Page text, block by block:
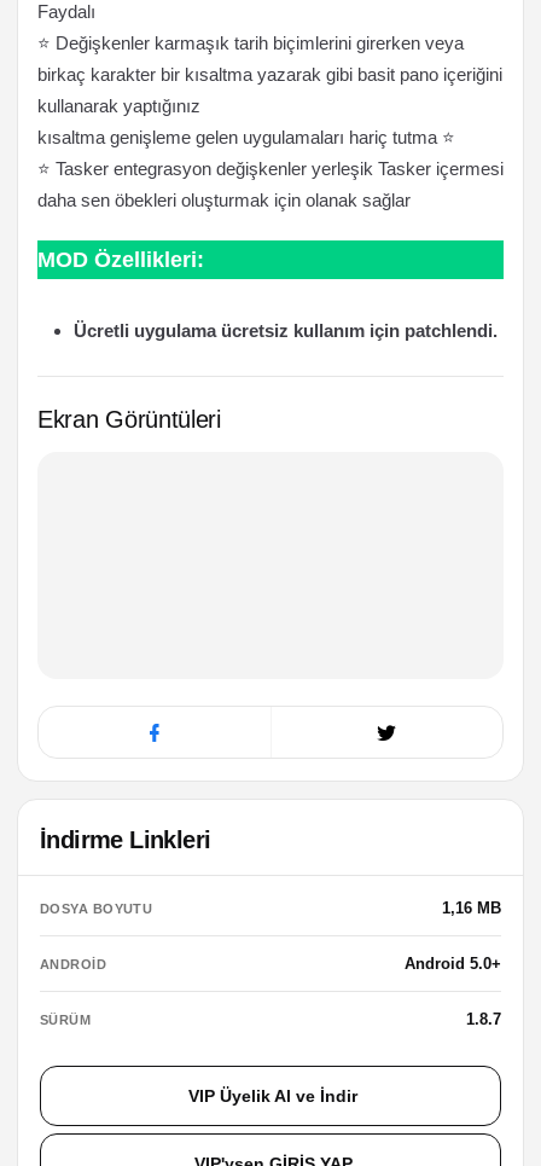
Faydalı
⭐️ Değişkenler karmaşık tarih biçimlerini girerken veya
birkaç karakter bir kısaltma yazarak gibi basit pano içeriğini
kullanarak yaptığınız
kısaltma genişleme gelen uygulamaları hariç tutma ⭐️
⭐️ Tasker entegrasyon değişkenler yerleşik Tasker içermesi
daha sen öbekleri oluşturmak için olanak sağlar
MOD Özellikleri:
Ücretli uygulama ücretsiz kullanım için patchlendi.
Ekran Görüntüleri
İndirme Linkleri
DOSYA BOYUTU 1,16 MB
ANDROID Android 5.0+
SÜRÜM 1.8.7
VIP Üyelik Al ve İndir